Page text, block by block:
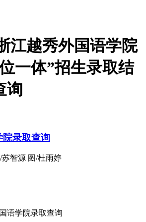
江越秀外国语学院
一体”招生录取结
询
录取查询
苏智源 图/杜雨婷